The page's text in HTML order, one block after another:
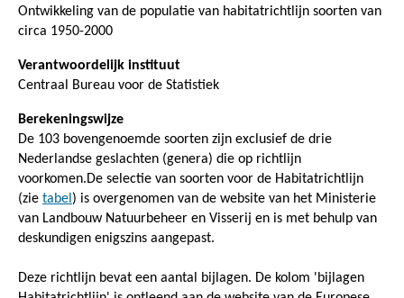
Ontwikkeling van de populatie van habitatrichtlijn soorten van
circa 1950-2000
Verantwoordelijk instituut
Centraal Bureau voor de Statistiek
Berekeningswijze
De 103 bovengenoemde soorten zijn exclusief de drie
Nederlandse geslachten (genera) die op richtlijn
voorkomen.De selectie van soorten voor de Habitatrichtlijn
(zie tabel ) is overgenomen van de website van het Ministerie
van Landbouw Natuurbeheer en Visserij en is met behulp van
deskundigen enigszins aangepast.
Deze richtlijn bevat een aantal bijlagen. De kolom 'bijlagen